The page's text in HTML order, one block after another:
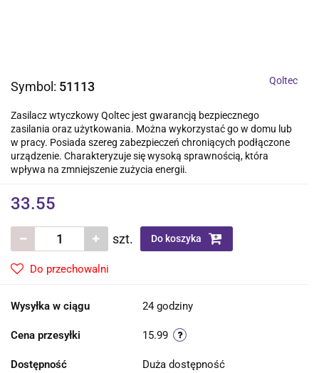
Symbol: 51113 Qoltec
Zasilacz wtyczkowy Qoltec jest gwarancją bezpiecznego
zasilania oraz użytkowania. Można wykorzystać go w domu lub
w pracy. Posiada szereg zabezpieczeń chroniących podłączone
urządzenie. Charakteryzuje się wysoką sprawnością, która
wpływa na zmniejszenie zużycia energii.
33.55
szt. Do koszyka
Do przechowalni
Wysyłka w ciągu 24 godziny
Cena przesyłki 15.99
Dostępność Duża dostępność